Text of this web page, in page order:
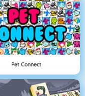
Pet Connect